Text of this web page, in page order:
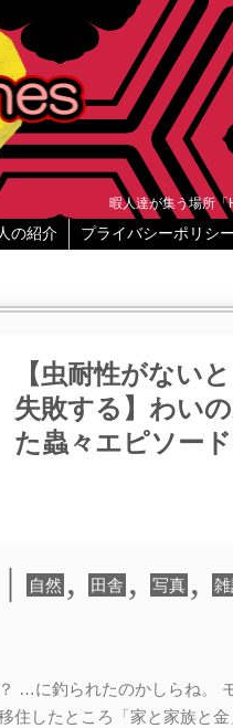
暇人達が集う場所「
の紹介 プライバシーポリシー
【虫耐性がない
失敗する】わい
た蟲々エピソード
自然 , 田舎 , 写真 ,
…に釣られたのかしらね。
住したところ「家と家族と